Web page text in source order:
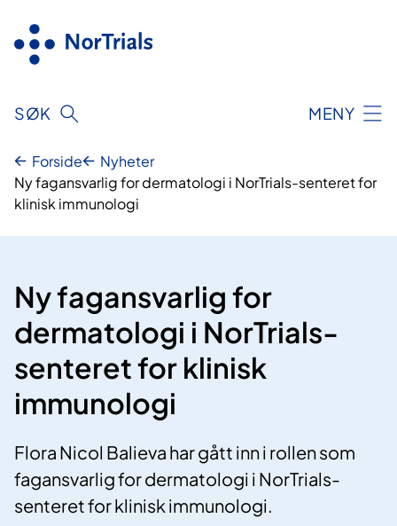
innhold
SØK MENY
Forside
Nyheter
Ny fagansvarlig for dermatologi i NorTrials-senteret for
klinisk immunologi
Ny fagansvarlig for
dermatologi i NorTrials-
senteret for klinisk
immunologi
Flora Nicol Balieva har gått inn i rollen som
fagansvarlig for dermatologi i NorTrials-
senteret for klinisk immunologi.